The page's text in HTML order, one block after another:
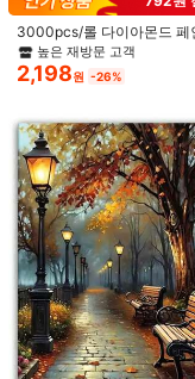
몬드 페인팅 도구, 다이아몬
정제 및 밝은색 (브러시 포함
다이아몬드 페인팅 보관 용
비즈 보관 정리함 32/48/64
몬드 페인팅 액세서리(보관
높은 재방문 고객
5,168원 -43% 마지막 3일
3000pcs/롤 다이아몬드 페
공백 스티커, 필기 메모, 색상
방 정리 라벨 스티커, 필기 해
프 접착 라벨 종이
높은 재방문 고객
2,198원 -26%